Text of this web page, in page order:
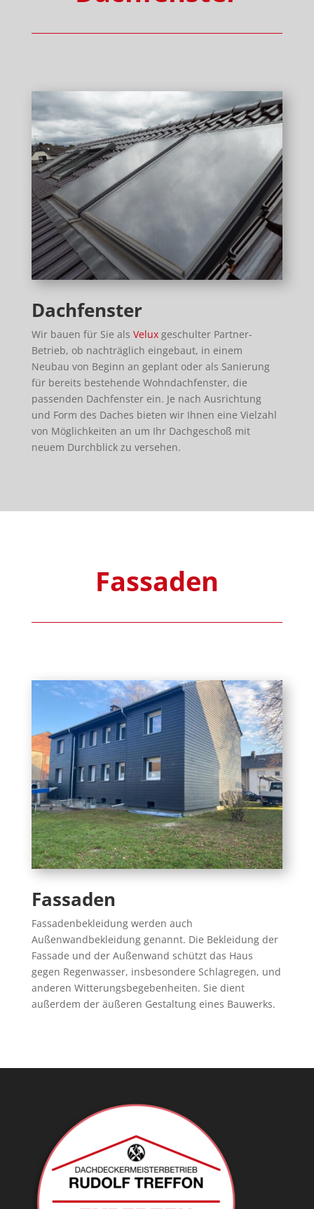
Dachfenster
Wir bauen für Sie als Veluxgeschulter Partner-
Betrieb, ob nachträglich eingebaut, in einem
Neubau von Beginn an geplant oder als Sanierung
für bereits bestehende Wohndachfenster, die
passenden Dachfenster ein. Je nach Ausrichtung
und Form des Daches bieten wir Ihnen eine Vielzahl
von Möglichkeiten an um Ihr Dachgeschoß mit
neuem Durchblick zu versehen.
Fassaden
Fassaden
Fassadenbekleidung werden auch
Außenwandbekleidung genannt. Die Bekleidung der
Fassade und der Außenwand schützt das Haus
gegen Regenwasser, insbesondere Schlagregen, und
anderen Witterungsbegebenheiten. Sie dient
außerdem der äußeren Gestaltung eines Bauwerks.